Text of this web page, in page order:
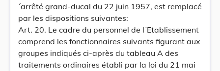
´arrêté grand-ducal du 22 juin 1957, est remplacé
par les dispositions suivantes:
Art. 20. Le cadre du personnel de l´Etablissement
comprend les fonctionnaires suivants figurant aux
groupes indiqués ci-après du tableau A des
traitements ordinaires établi par la loi du 21 mai